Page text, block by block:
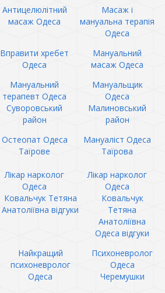
Антицелюлітний
масаж Одеса
Масаж і
мануальна терапія
Одеса
Вправити хребет
Одеса
Мануальний
масаж Одеса
Мануальний
терапевт Одеса
Суворовський
район
Мануальщик
Одеса
Малиновський
район
Остеопат Одеса
Таїрове
Мануаліст Одеса
Таїрова
Лікар нарколог
Одеса
Лікар нарколог
Одеса
Ковальчук Тетяна
Анатоліївна відгуки
Ковальчук
Тетяна
Анатоліївна
Одеса відгуки
Найкращий
психоневролог
Одеса
Психоневролог
Одеса
Черемушки